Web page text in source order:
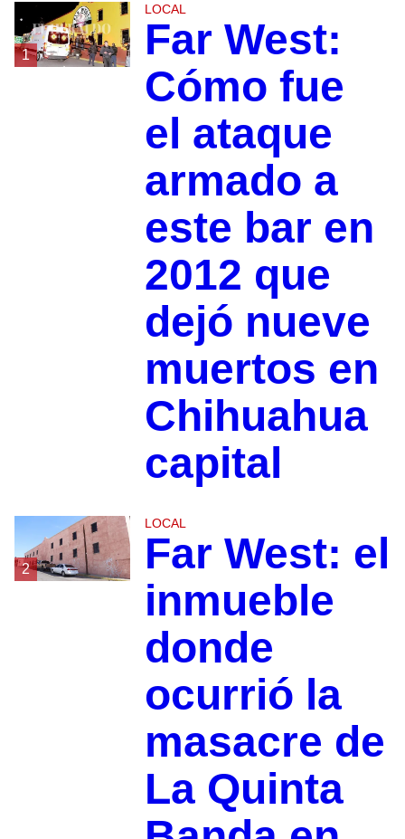
1
LOCAL
Far West:
Cómo fue
el ataque
armado a
este bar en
2012 que
dejó nueve
muertos en
Chihuahua
capital
2
LOCAL
Far West: el
inmueble
donde
ocurrió la
masacre de
La Quinta